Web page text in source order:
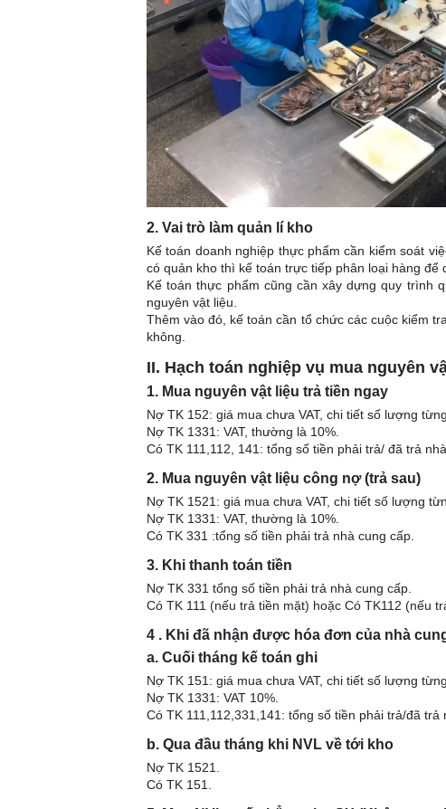
2. Vai trò làm quản lí kho
Kế toán doanh nghiệp thực phẩm cần kiểm soát
có quản kho thì kế toán trực tiếp phân loại hàng để
Kế toán thực phẩm cũng cần xây dựng quy trình
nguyên vật liệu.
Thêm vào đó, kế toán cần tổ chức các cuộc kiểm
không.
II. Hạch toán nghiệp vụ mua nguyên
1. Mua nguyên vật liệu trả tiền ngay
Nợ TK 152: giá mua chưa VAT, chi tiết số lượng
Nợ TK 1331: VAT, thường là 10%.
Có TK 111,112, 141: tổng số tiền phải trả/ đã trả
2. Mua nguyên vật liệu công nợ (trả sau)
Nợ TK 1521: giá mua chưa VAT, chi tiết số lượng
Nợ TK 1331: VAT, thường là 10%.
Có TK 331 :tổng số tiền phải trả nhà cung cấp.
3. Khi thanh toán tiền
Nợ TK 331 tổng số tiền phải trả nhà cung cấp.
Có TK 111 (nếu trả tiền mặt) hoặc Có TK112 (nếu
4 . Khi đã nhận được hóa đơn của nhà
a. Cuối tháng kế toán ghi
Nợ TK 151: giá mua chưa VAT, chi tiết số lượng
Nợ TK 1331: VAT 10%.
Có TK 111,112,331,141: tổng số tiền phải trả/đã trả
b. Qua đầu tháng khi NVL về tới kho
Nợ TK 1521.
Có TK 151.